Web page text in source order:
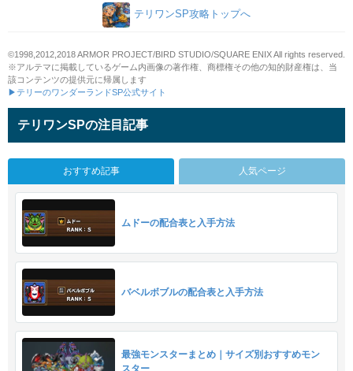
テリワンSP攻略トップへ
©1998,2012,2018 ARMOR PROJECT/BIRD STUDIO/SQUARE ENIX All rights reserved.
※アルテマに掲載しているゲーム内画像の著作権、商標権その他の知的財産権は、当
該コンテンツの提供元に帰属します
▶テリーのワンダーランドSP公式サイト
テリワンSPの注目記事
おすすめ記事 人気ページ
ムドーの配合表と入手方法
バベルボブルの配合表と入手方法
最強モンスターまとめ｜サイズ別おすすめモン
スター